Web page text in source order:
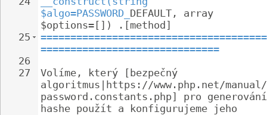
25
26
27
$algo=PASSWORD_ DEFAULT, array
$options=[]) .[method]
==============================
Volíme, který [bezpečný
algoritmus|https://www.php.net/
password.constants.php] pro
hashe použít a konfigurujeme jeho